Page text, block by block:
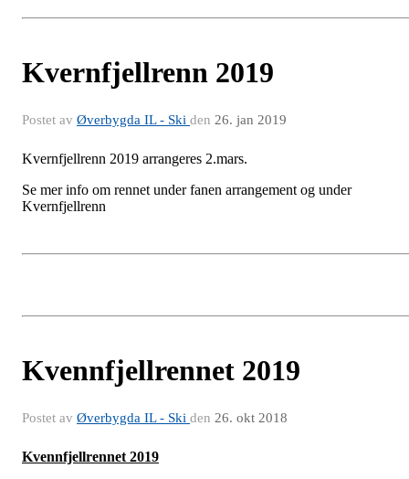
Kvernfjellrenn 2019
Postet av Øverbygda IL - Ski den 26. jan 2019
Kvernfjellrenn 2019 arrangeres 2.mars.
Se mer info om rennet under fanen arrangement og under
Kvernfjellrenn
Kvennfjellrennet 2019
Postet av Øverbygda IL - Ski den 26. okt 2018
Kvennfjellrennet 2019